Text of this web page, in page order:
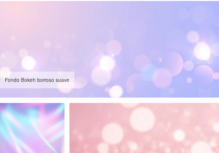
Fondo Bokeh borroso suave